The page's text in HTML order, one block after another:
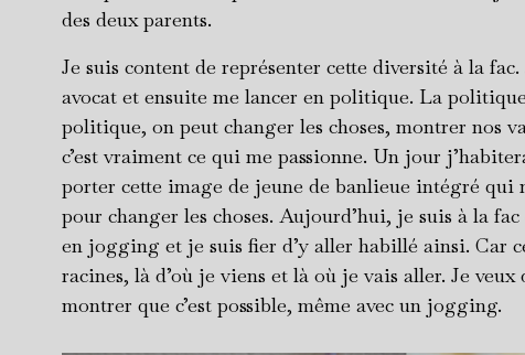
des deux parents.
Je suis content de représenter cette diversité à la
avocat et ensuite me lancer en politique. La
politique, on peut changer les choses, montrer nos
c’est vraiment ce qui me passionne. Un jour
porter cette image de jeune de banlieue intégré qui
pour changer les choses. Aujourd’hui, je suis à la
en jogging et je suis fier d’y aller habillé ainsi. Car
racines, là d’où je viens et là où je vais aller. Je
montrer que c’est possible, même avec un jogging.